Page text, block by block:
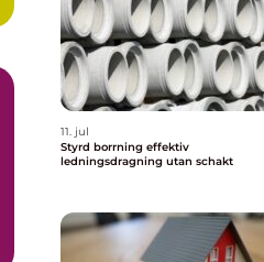
11. jul
Styrd borrning effektiv
ledningsdragning utan schakt